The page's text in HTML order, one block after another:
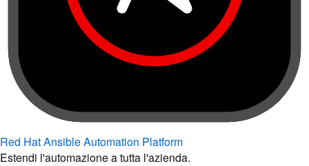
Red Hat Ansible Automation Platform
Estendi l'automazione a tutta l'azienda.